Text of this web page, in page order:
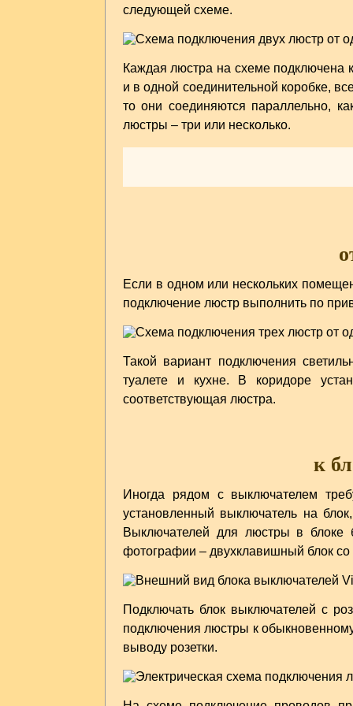
следующей схеме.
Каждая люстра на схеме подключена
и в одной соединительной коробке,
то они соединяются параллельно,
люстры – три или несколько.
Если в одном или нескольких
подключение люстр выполнить по
Такой вариант подключения
туалете и кухне. В коридоре
соответствующая люстра.
к
Иногда рядом с выключателем
установленный выключатель на
Выключателей для люстры в блоке
фотографии – двухклавишный блок со
Подключать блок выключателей с
подключения люстры к
выводу розетки.